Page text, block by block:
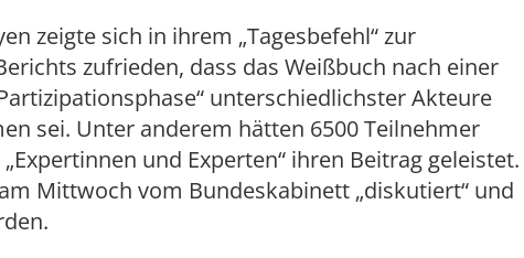
zeigte sich in ihrem „Tagesbefehl“ zur
zufrieden, dass das Weißbuch nach einer
unterschiedlichster Akteure
sei. Unter anderem hätten 6500 Teilnehmer
und Experten“ ihren Beitrag geleistet.
Mittwoch vom Bundeskabinett „diskutiert“ und